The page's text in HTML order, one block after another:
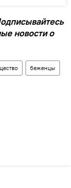
новости о
беженцы